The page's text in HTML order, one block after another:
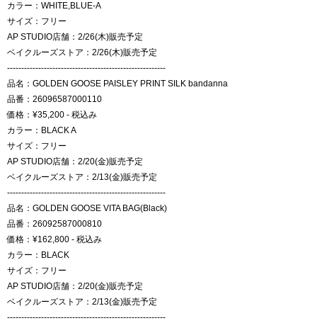
カラー：WHITE,BLUE-A
サイズ：フリー
AP STUDIO店舗：2/26(木)販売予定
ベイクルーズストア：2/26(木)販売予定
--------------------------------------------------------
品名：GOLDEN GOOSE PAISLEY PRINT SILK bandanna
品番：26096587000110
価格：¥35,200 - 税込み
カラー：BLACK A
サイズ：フリー
AP STUDIO店舗：2/20(金)販売予定
ベイクルーズストア：2/13(金)販売予定
--------------------------------------------------------
品名：GOLDEN GOOSE VITA BAG(Black)
品番：26092587000810
価格：¥162,800 - 税込み
カラー：BLACK
サイズ：フリー
AP STUDIO店舗：2/20(金)販売予定
ベイクルーズストア：2/13(金)販売予定
--------------------------------------------------------